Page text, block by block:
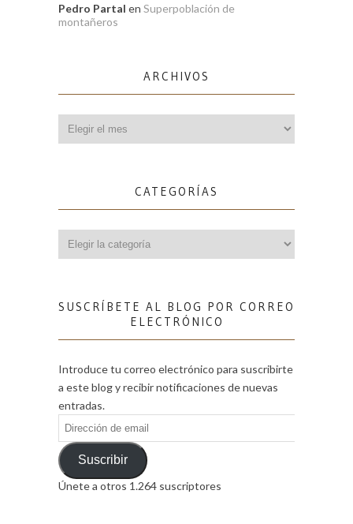
Pedro Partal en Superpoblación de
montañeros
ARCHIVOS
CATEGORÍAS
SUSCRÍBETE AL BLOG POR CORREO
ELECTRÓNICO
Introduce tu correo electrónico para suscribirte
a este blog y recibir notificaciones de nuevas
entradas.
Dirección
de
emailSuscribir
Únete a otros 1.264 suscriptores